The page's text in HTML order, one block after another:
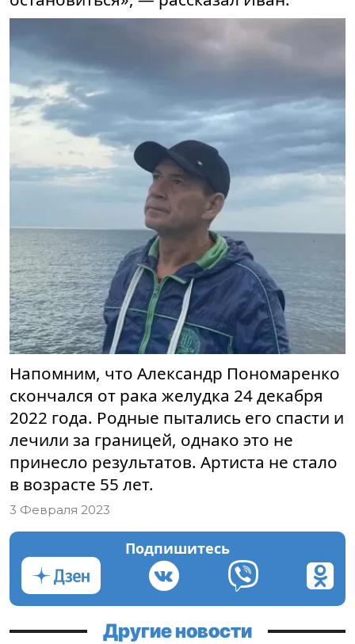
Напомним, что Александр Пономаренко
скончался от рака желудка 24 декабря
2022 года. Родные пытались его спасти и
лечили за границей, однако это не
принесло результатов. Артиста не стало
в возрасте 55 лет.
3 Февраля 2023
Подпишитесь
Другие новости